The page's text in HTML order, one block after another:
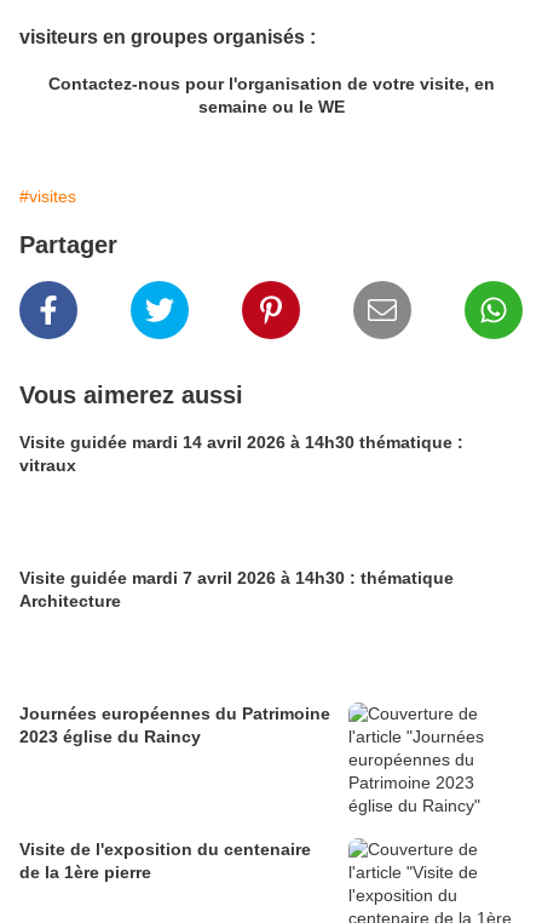
visiteurs en groupes organisés :
Contactez-nous pour l'organisation de votre visite, en
semaine ou le WE
#visites
Partager
Vous aimerez aussi
Visite guidée mardi 14 avril 2026 à 14h30 thématique :
vitraux
Visite guidée mardi 7 avril 2026 à 14h30 : thématique
Architecture
Journées européennes du Patrimoine
2023 église du Raincy
Visite de l'exposition du centenaire
de la 1ère pierre